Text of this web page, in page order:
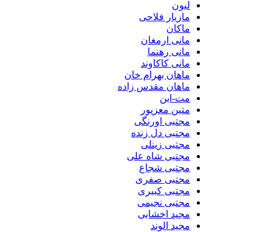
مازیار فلاحی
مانی ارمغان
مانی رهنما
مانی کاکاوند
ماهان بهرام خان
ماهان مقدس زاده
مت-این
متین معزپور
مجتبی اورنگی
مجتبی دل زنده
مجتبی زینلی
مجتبی شاه علی
مجتبی شجاع
مجتبی صفری
مجتبی کبیری
مجتبی نجیمی
مجید اخشابی
مجید الوند‎